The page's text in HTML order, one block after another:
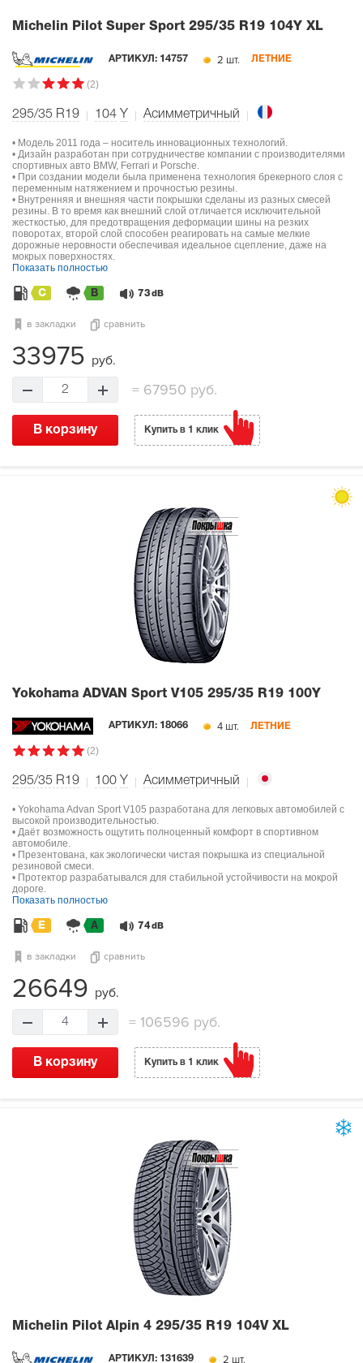
Michelin Pilot Super Sport 295/35 R19 104Y XL
АРТИКУЛ: 14757 2 шт. ЛЕТНИЕ
(2)
295/35 R19 104 Y Асимметричный
• Модель 2011 года – носитель инновационных технологий.
• Дизайн разработан при сотрудничестве компании с производителями
спортивных авто BMW, Ferrari и Porsche.
• При создании модели была применена технология брекерного слоя с
переменным натяжением и прочностью резины.
• Внутренняя и внешняя части покрышки сделаны из разных смесей
резины. В то время как внешний слой отличается исключительной
жесткостью, для предотвращения деформации шины на резких
поворотах, второй слой способен реагировать на самые мелкие
дорожные неровности обеспечивая идеальное сцепление, даже на
мокрых поверхностях.
Показать полностью
C B 73 dB
в закладки сравнить
33975 руб.
2 = 67950 руб.
В корзину Купить в 1 клик
Yokohama ADVAN Sport V105 295/35 R19 100Y
АРТИКУЛ: 18066 4 шт. ЛЕТНИЕ
(2)
295/35 R19 100 Y Асимметричный
• Yokohama Advan Sport V105 разработана для легковых автомобилей с
высокой производительностью.
• Даёт возможность ощутить полноценный комфорт в спортивном
автомобиле.
• Презентована, как экологически чистая покрышка из специальной
резиновой смеси.
• Протектор разрабатывался для стабильной устойчивости на мокрой
дороге.
Показать полностью
E A 74dB
в закладки сравнить
26649 руб.
4 = 106596 руб.
В корзину Купить в 1 клик
Michelin Pilot Alpin 4 295/35 R19 104V XL
АРТИКУЛ: 131639 2 шт.